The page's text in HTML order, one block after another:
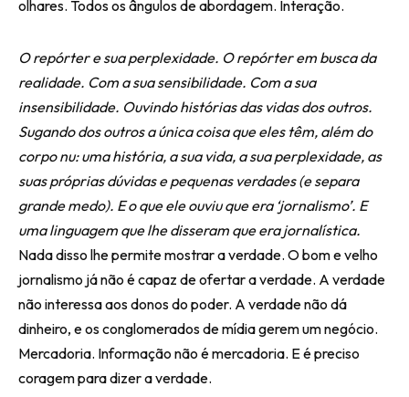
olhares. Todos os ângulos de abordagem. Interação.
O repórter e sua perplexidade. O repórter em busca da
realidade. Com a sua sensibilidade. Com a sua
insensibilidade. Ouvindo histórias das vidas dos outros.
Sugando dos outros a única coisa que eles têm, além do
corpo nu: uma história, a sua vida, a sua perplexidade, as
suas próprias dúvidas e pequenas verdades (e separa
grande medo). E o que ele ouviu que era ‘jornalismo’. E
uma linguagem que lhe disseram que era jornalística.
Nada disso lhe permite mostrar a verdade. O bom e velho
jornalismo já não é capaz de ofertar a verdade. A verdade
não interessa aos donos do poder. A verdade não dá
dinheiro, e os conglomerados de mídia gerem um negócio.
Mercadoria. Informação não é mercadoria. E é preciso
coragem para dizer a verdade.